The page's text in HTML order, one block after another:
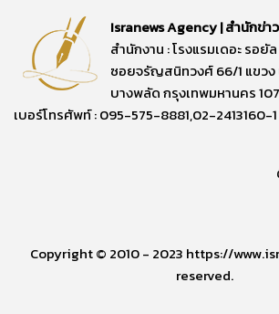
Isranews Agency | สำนักข่า
สำนักงาน : โรงแรมเดอะ รอยั
ซอยจรัญสนิทวงศ์ 66/1 แขวง
บางพลัด กรุงเทพมหานคร
เบอร์โทรศัพท์ : 095-575-8881,02-2413160-1
Copyright © 2010 - 2023 https://
reserved.